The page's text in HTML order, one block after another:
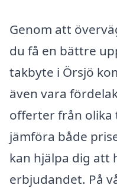
Genom att
du få en bättre
takbyte i Örsjö
även vara
offerter från
jämföra både
kan hjälpa dig att
erbjudandet. På